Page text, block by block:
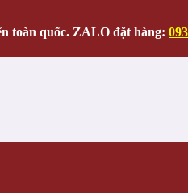
toàn quốc. ZALO đặt hàng: